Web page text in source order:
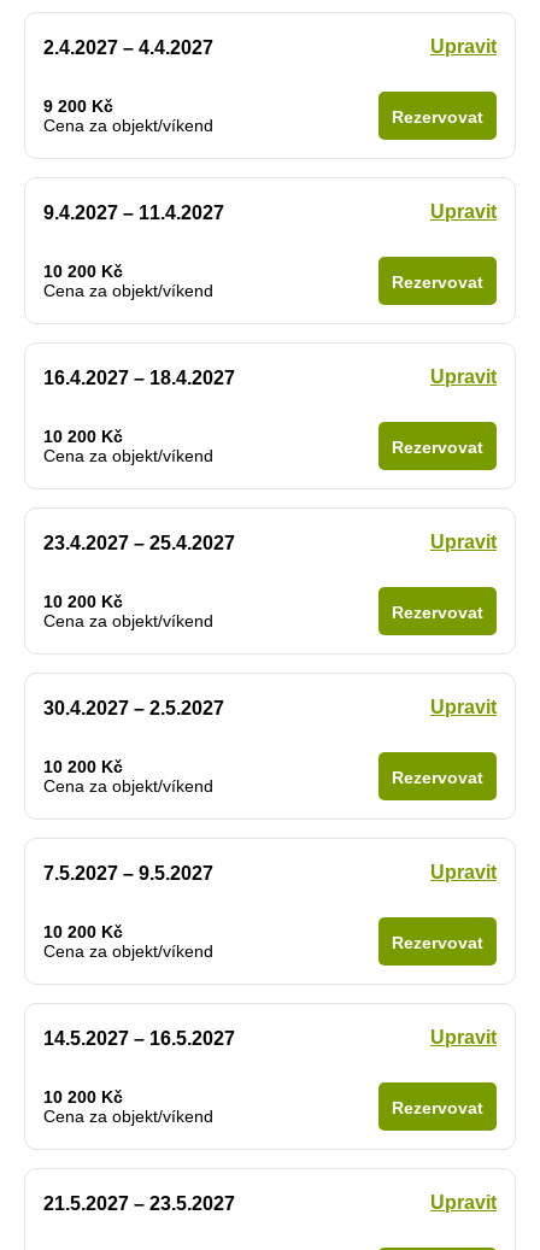
2.4.2027 – 4.4.2027 Upravit
9 200 Kč
Cena za objekt/víkend
Rezervovat
9.4.2027 – 11.4.2027 Upravit
10 200 Kč
Cena za objekt/víkend
Rezervovat
16.4.2027 – 18.4.2027 Upravit
10 200 Kč
Cena za objekt/víkend
Rezervovat
23.4.2027 – 25.4.2027 Upravit
10 200 Kč
Cena za objekt/víkend
Rezervovat
30.4.2027 – 2.5.2027 Upravit
10 200 Kč
Cena za objekt/víkend
Rezervovat
7.5.2027 – 9.5.2027 Upravit
10 200 Kč
Cena za objekt/víkend
Rezervovat
14.5.2027 – 16.5.2027 Upravit
10 200 Kč
Cena za objekt/víkend
Rezervovat
21.5.2027 – 23.5.2027 Upravit